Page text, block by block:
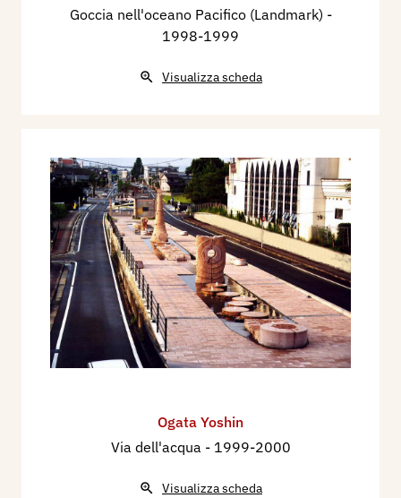
Goccia nell'oceano Pacifico (Landmark) -
1998-1999
Visualizza scheda
Ogata Yoshin
Via dell'acqua - 1999-2000
Visualizza scheda